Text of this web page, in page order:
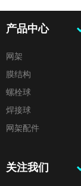
产品中心
网架
膜结构
螺栓球
焊接球
网架配件
关注我们